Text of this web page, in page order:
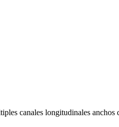
canales longitudinales anchos